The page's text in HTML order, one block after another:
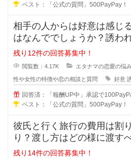
ベスト：「公式の質問」500PayPay！
相手の人からは好意は感じ
はなんででしょうか？誘わ
心理を教えてください。女
残り12件の回答募集中！
閲覧数：4.17K エタナマの恋愛の悩
性や女性の特徴や恋の相談と質問 好意
回答済：「報酬UP中」承認で
ベスト：「公式の質問」500PayPay！
彼氏と行く旅行の費用は割
り？渡し方はどの様に渡す
金額が決まっている場合や
残り14件の回答募集中！